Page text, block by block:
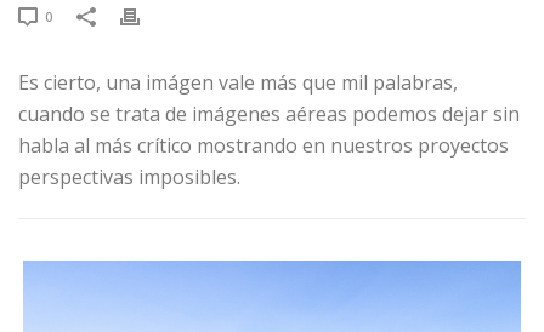
0
Es cierto, una imágen vale más que mil palabras,
cuando se trata de imágenes aéreas podemos dejar sin
habla al más crítico mostrando en nuestros proyectos
perspectivas imposibles.